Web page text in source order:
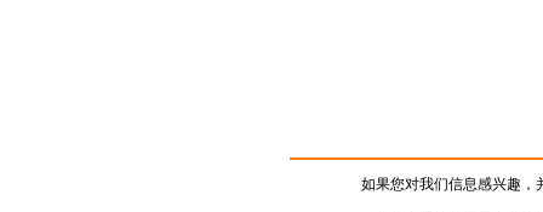
如果您对我们信息感兴趣，